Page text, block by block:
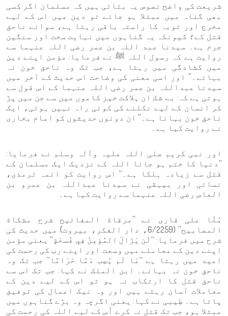
شریعت کی واضح نصوص یہ بتاتی ہیں کہ مسلمان اگر کسی
بھی گناہ میں مبتلا ہو جائے تو دین میں اس کے لیے
مخرج اور توبہ کا راستہ باقی رہتا ہے، سوائے ناحق
قتل کے؛ کیونکہ یہ گناہوں میں نہایت سخت اور سنگین
جرم ہے۔ سیدنا عبد اللہ بن عمر رضی اللہ عنہما سے
روایت ہے کہ رسول اللہ ﷺ نے فرمایا: مؤمن اپنے دین
میں کشادگی میں رہتا ہے، جب تک وہ ناحق خون نہ
بہائے۔'' اور اسی معنی کی وضاحت اس حدیث کے آخر میں
سیدنا عبداللہ بن عمر رضی اللہ عنہما کے اس قول سے
ہوتی ہے کہ: بے شک ان ہلاکت خیز کاموں میں سے جن میں پڑ
کر انسان کے لیے نکلنے کی کوئی راہ نہیں ہوتی، ایک
ناحق خون بہانا ہے۔'' ان دونوں حدیثوں کو امام بخاری
نے روایت کیا ہے۔
اور نبی کریم صلی اللہ علیہ وآلہ وسلم نے فرمایا:
’’دنیا کا ختم ہو جانا اللہ کے نزدیک ایک مسلمان کے
قتل سے زیادہ ہلکا ہے۔‘‘ اس روایت کو ائمہ ترمذی،
نسائی اور بیہقی نے سیدنا عبداللہ بن عمرو بن
العاص رضی اللہ عنہما سے روایت کیا ہے۔
مُلّا علی قاری نے ''مرقاة المفاتيح شرح مشكاة
المصابيح'' (6/2259، دار الفكر، بیروت) میں حدیث کی
شرح میں فرمایا: ‘‘لَن يَزَالَ المُؤمِنُ فِي فُسحَةٍ’’ یعنی مؤمن
اپنے دین کے معاملے میں وسعت اور اپنے رب کی رحمت کی
امید میں رہتا ہے ‘‘مَا لَم يُصِب دَمًا حَرَامًا’’ جب تک وہ
ناحق خون نہ بہائے۔ ابن الملک نے کہا: جب تک اس سے
ناحق قتل کا ارتکاب نہ ہو تو اس کے لیے دین کے
معاملات آسان رہتے ہیں اور وہ نیک اعمال کی توفیق
پاتا ہے۔ طِیبی نے کہا: یعنی اگرچہ وہ بڑے گناہوں میں
مبتلا ہو، جب تک قتل نہ کرے اُس کے لیے اللہ کی رحمت کی